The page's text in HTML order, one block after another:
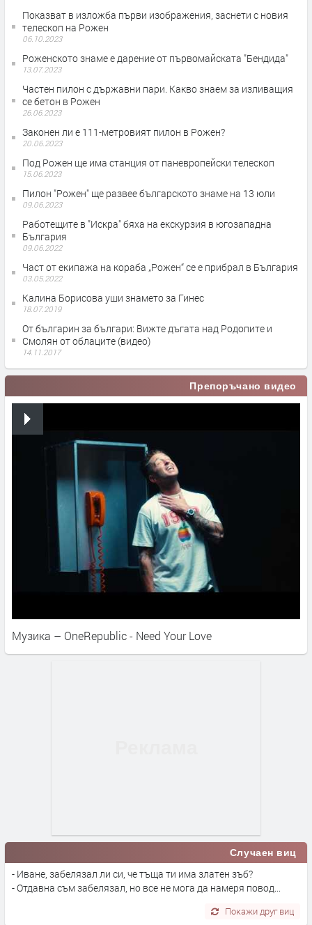
Показват в изложба първи изображения, заснети с новия
телескоп на Рожен
06.10.2023
Роженското знаме е дарение от първомайската "Бендида"
13.07.2023
Частен пилон с държавни пари. Какво знаем за изливащия
се бетон в Рожен
26.06.2023
Законен ли е 111-метровият пилон в Рожен?
20.06.2023
Под Рожен ще има станция от паневропейски телескоп
15.06.2023
Пилон "Рожен" ще развее българското знаме на 13 юли
09.06.2023
Работещите в "Искра" бяха на екскурзия в югозападна
България
09.06.2022
Част от екипажа на кораба „Рожен“ се е прибрал в България
03.05.2022
Калина Борисова уши знамето за Гинес
18.07.2019
Oт българин за българи: Вижте дъгата над Родопите и
Смолян от облаците (видео)
14.11.2017
Препоръчано видео
Музика – OneRepublic - Need Your Love
Случаен виц
- Иване, забелязал ли си, че тъща ти има златен зъб?
- Отдавна съм забелязал, но все не мога да намеря повод...
Покажи друг виц